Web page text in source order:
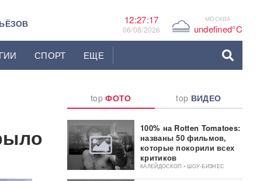
12:27:18
06/08/2026 G МОСКВА
undefined°C
СПОРТ ЕЩЕ
topФОТО top ВИДЕО
100% на Rotten Tomatoes:
названы 50 фильмов,
которые покорили всех
критиков
КАЛЕЙДОСКОП • ШОУ-БИЗНЕС